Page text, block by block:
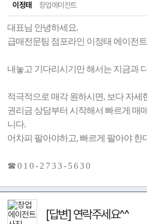
이정태 창업에이전트
대표님 안녕하세요.
급매전문팀 점포라인 이정태 에이전
내놓고 기다리시기만 해서는 지금과
적극적으로 매각 원하시면, 보다 자세
권리금 상담부터 시작해서 빠르게 매
니다.
어차피 팔아야하고, 빠르게 팔아야 한
☎ 0 1 0 - 2 7 3 3 - 5 6 3 0
[답변] 연락주세요^^